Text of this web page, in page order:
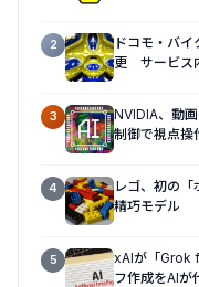
2
ドコモ・バ
更 サービス
3
NVIDIA、動
制御で視点操
4
レゴ、初の
精巧モデル
5
xAIが「Grok
フ作成をAIが